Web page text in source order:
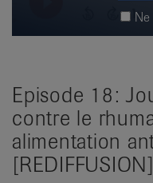
Episode 18:
contre le
alimentation
[REDIFFUSION]